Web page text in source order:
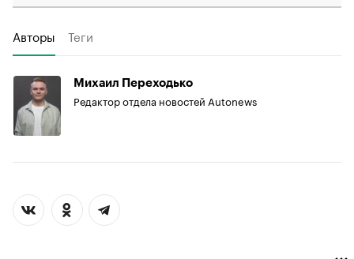
Авторы Теги
Михаил Переходько
Редактор отдела новостей Autonews